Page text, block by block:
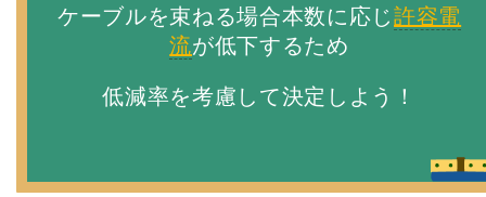
ケーブルを束ねる場合本数に応じ許容電
流が低下するため
低減率を考慮して決定しよう！